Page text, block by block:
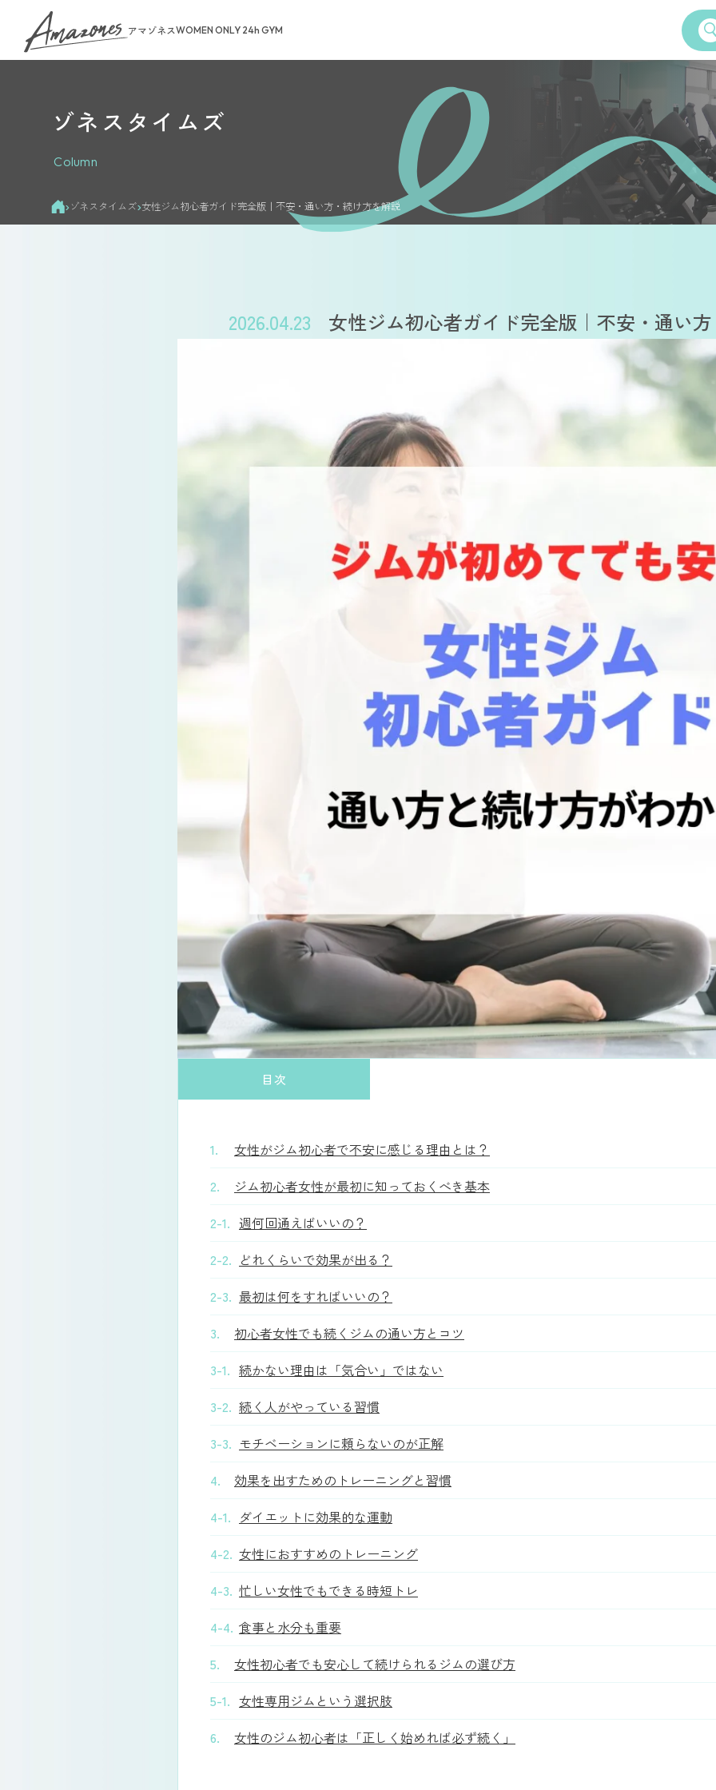
アマゾネスWOMEN ONLY 24h GYM
ゾネスタイムズ
店舗一覧
入会手続きのご案内
お支払いについて
女性専用24時間ジム
Amazonesのパーソナルトレーニ
Dr.Amazones
AI姿勢診断・改善
お問い合わせ
運営会社について サイトマップご利用規約
ゾネスタイムズ
Column
› ゾネスタイムズ›女性ジム初心者ガイド完全版｜不安・通い方・続け方を解説
2026.04.23 女性ジム初心者ガイド完全版｜不安・通い
目次
1.
女性がジム初心者で不安に感じる理由とは？
2.
ジム初心者女性が最初に知っておくべき基本
2-1. 週何回通えばいいの？
2-2. どれくらいで効果が出る？
2-3. 最初は何をすればいいの？
3.
初心者女性でも続くジムの通い方とコツ
3-1. 続かない理由は「気合い」ではない
3-2. 続く人がやっている習慣
3-3. モチベーションに頼らないのが正解
4.
効果を出すためのトレーニングと習慣
4-1. ダイエットに効果的な運動
4-2. 女性におすすめのトレーニング
4-3. 忙しい女性でもできる時短トレ
4-4. 食事と水分も重要
5.
女性初心者でも安心して続けられるジムの選び方
5-1. 女性専用ジムという選択肢
6.
女性のジム初心者は「正しく始めれば必ず続く」